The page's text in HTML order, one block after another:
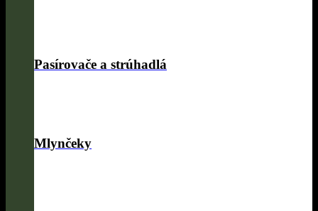
Pasírovače a strúhadlá
Mlynčeky